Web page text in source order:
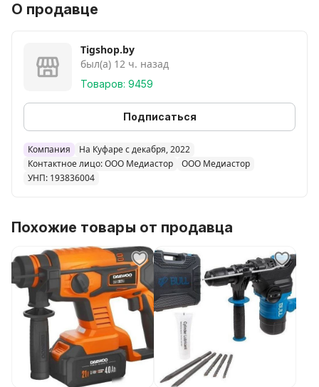
О продавце
Tigshop.by
был(а) 12 ч. назад
Товаров: 9459
Подписаться
Компания
На Куфаре с декабря, 2022
Контактное лицо: ООО Медиастор
ООО Медиастор
УНП: 193836004
Похожие товары от продавца